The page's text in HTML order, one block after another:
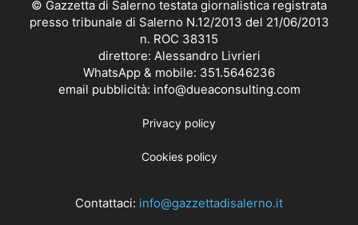
© Gazzetta di Salerno testata giornalistica registrata
presso tribunale di Salerno N.12/2013 del 21/06/2013
n. ROC 38315
direttore: Alessandro Livrieri
WhatsApp & mobile: 351.5646236
email pubblicità: info@dueaconsulting.com
Privacy policy
Cookies policy
Contattaci: info@gazzettadisalerno.it